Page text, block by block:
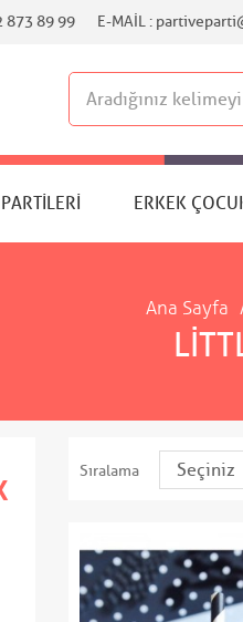
873 89 99 E-MAIL :
ERKEK
Ana Sayfa
Sıralama